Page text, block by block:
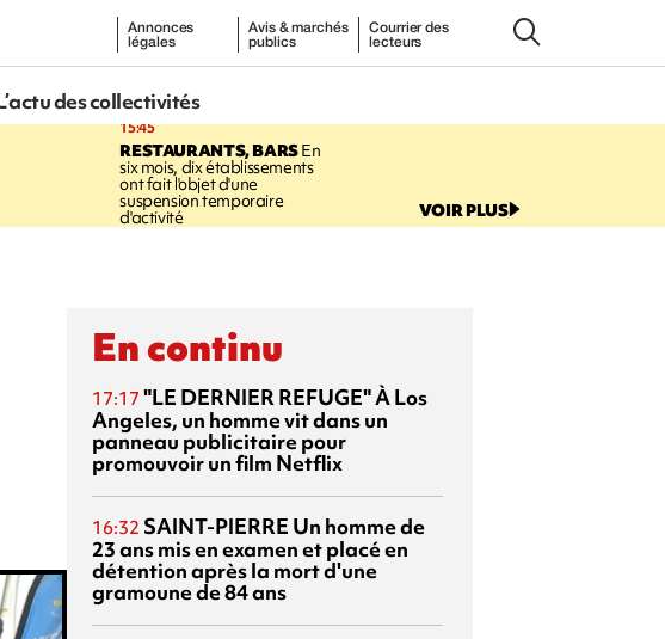
Annonces
légales
Avis & marchés
publics
Courrier des
lecteurs
des collectivités
15:45
RESTAURANTS, BARSEn
six mois, dix établissements
ont fait l'objet d'une
suspension temporaire
d'activité VOIR PLUS
En continu
17:17 "LE DERNIER REFUGE"À Los
Angeles, un homme vit dans un
panneau publicitaire pour
promouvoir un film Netflix
16:32 SAINT-PIERRE Un homme de
23 ans mis en examen et placé en
détention après la mort d'une
gramoune de 84 ans